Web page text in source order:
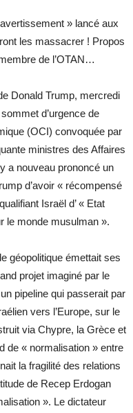
» lancé aux
les massacrer ! Propos
de l’OTAN…
Donald Trump, mercredi
d’urgence de
(OCI) convoquée par
ministres des Affaires
a nouveau prononcé un
d’avoir « récompensé
Israël d’ « Etat
le monde musulman ».
géopolitique émettait ses
projet imaginé par le
pipeline qui passerait par
vers l’Europe, sur le
via Chypre, la Grèce et
de « normalisation » entre
la fragilité des relations
de Recep Erdogan
». Le dictateur